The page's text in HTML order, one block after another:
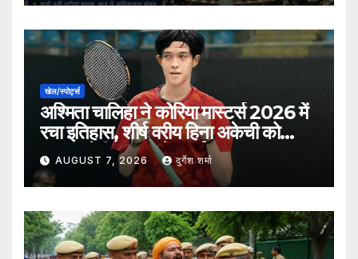
खेल/स्पोर्ट्स
अश्मिता चालिहा ने कोरिया मास्टर्स 2026 में
रचा इतिहास, शीर्ष वरीय हिना अकेची को
हराकर सेमीफाइनल में बनाई जगह
AUGUST 7, 2026 दुर्गेश शर्मा